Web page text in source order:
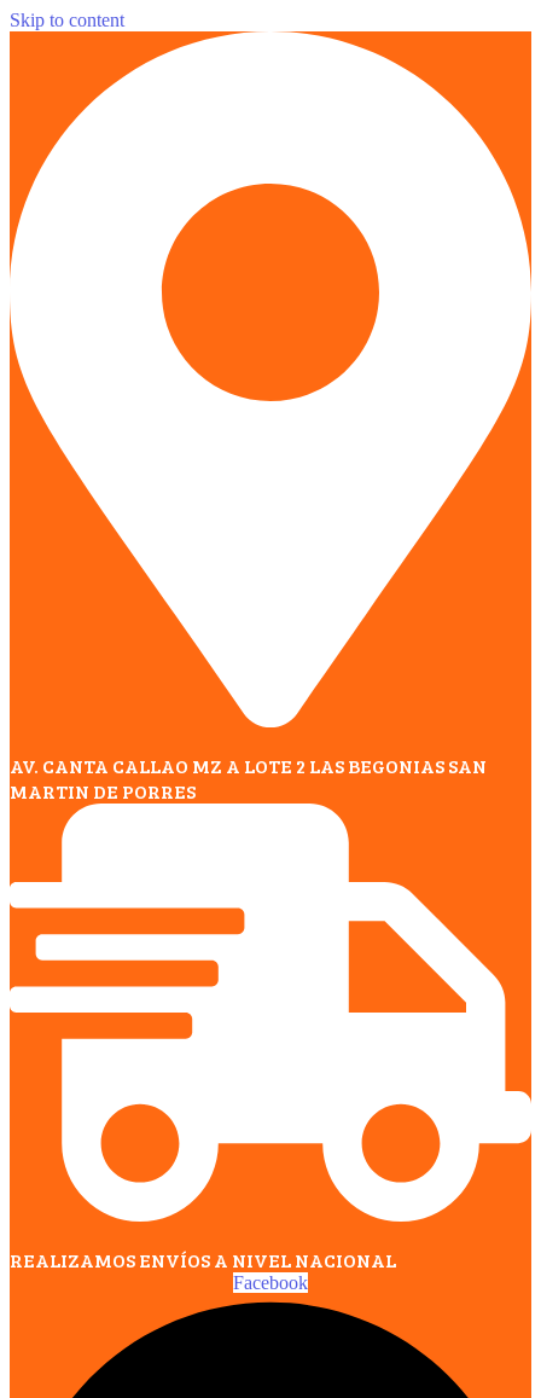
Skip to content
AV. CANTA CALLAO MZ A LOTE 2 LAS BEGONIAS SAN
MARTIN DE PORRES
REALIZAMOS ENVÍOS A NIVEL NACIONAL
Facebook